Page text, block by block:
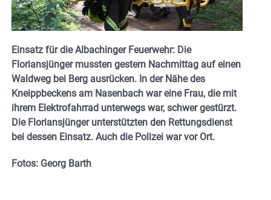
Einsatz für die Albachinger Feuerwehr: Die
Floriansjünger mussten gestern Nachmittag auf einen
Waldweg bei Berg ausrücken. In der Nähe des
Kneippbeckens am Nasenbach war eine Frau, die mit
ihrem Elektrofahrrad unterwegs war, schwer gestürzt.
Die Floriansjünger unterstützten den Rettungsdienst
bei dessen Einsatz. Auch die Polizei war vor Ort.
Fotos: Georg Barth